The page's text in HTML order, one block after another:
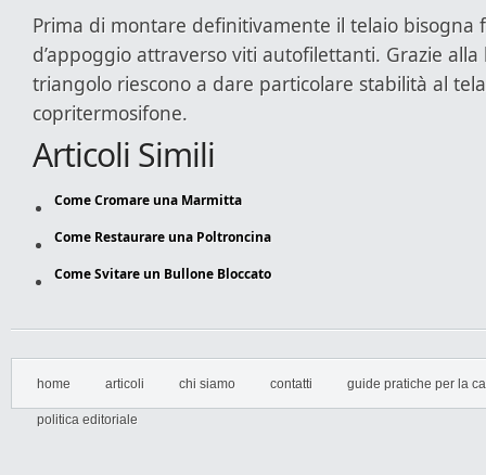
Prima di montare definitivamente il telaio bisogna
d’appoggio attraverso viti autofilettanti. Grazie
triangolo riescono a dare particolare stabilità al
copritermosifone.
Articoli Simili
Come Cromare una Marmitta
Come Restaurare una Poltroncina
Come Svitare un Bullone Bloccato
home articoli chi siamo contatti guide pratiche per la
politica editoriale